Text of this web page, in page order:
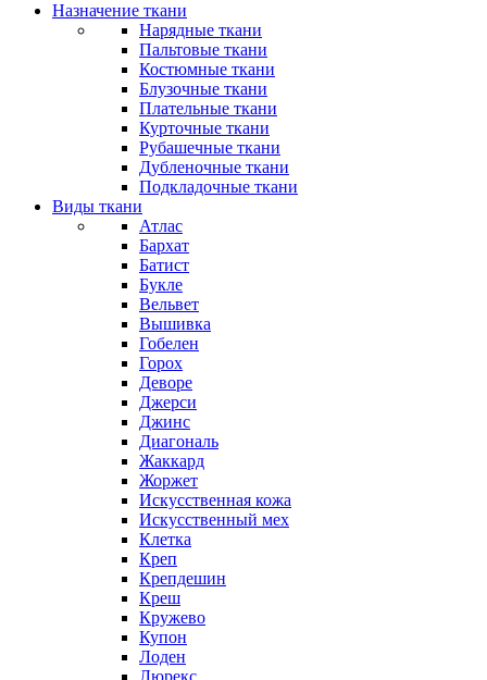
Назначение ткани
Нарядные ткани
Пальтовые ткани
Костюмные ткани
Блузочные ткани
Плательные ткани
Курточные ткани
Рубашечные ткани
Дубленочные ткани
Подкладочные ткани
Виды ткани
Атлас
Бархат
Батист
Букле
Вельвет
Вышивка
Гобелен
Горох
Деворе
Джерси
Джинс
Диагональ
Жаккард
Жоржет
Искусственная кожа
Искусственный мех
Клетка
Креп
Крепдешин
Креш
Кружево
Купон
Лоден
Люрекс